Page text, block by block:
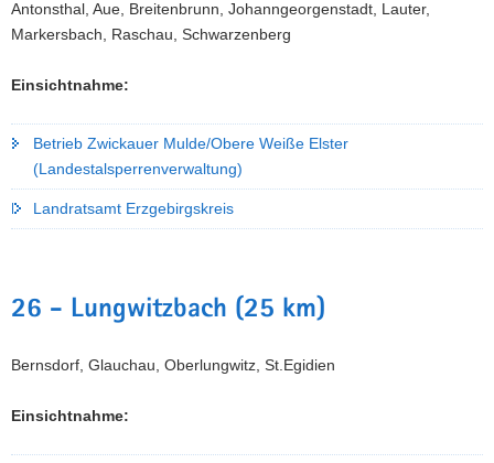
Antonsthal, Aue, Breitenbrunn, Johanngeorgenstadt, Lauter,
Markersbach, Raschau, Schwarzenberg
Einsichtnahme:
Betrieb Zwickauer Mulde/Obere Weiße Elster
(Landestalsperrenverwaltung)
Landratsamt Erzgebirgskreis
26 - Lungwitzbach (25 km)
Bernsdorf, Glauchau, Oberlungwitz, St.Egidien
Einsichtnahme: